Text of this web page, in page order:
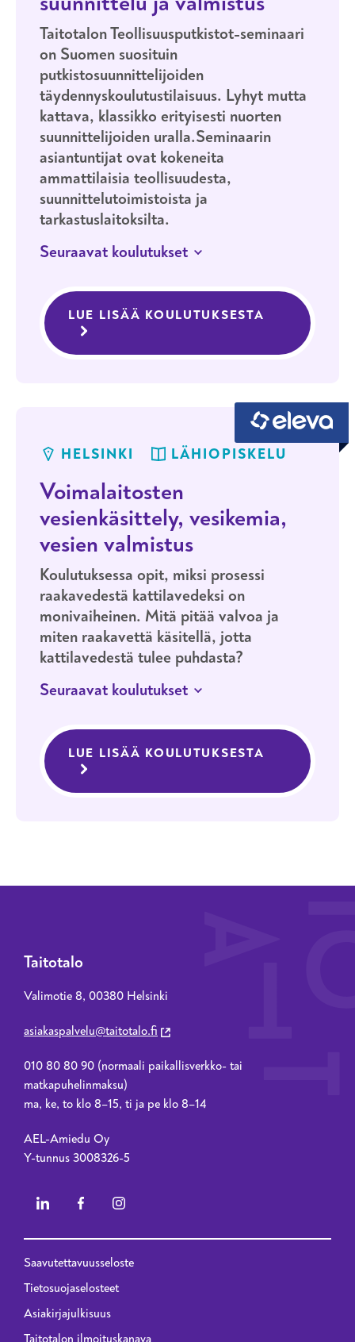
Taitotalon Teollisuusputkistot-seminaari
on Suomen suosituin
putkistosuunnittelijoiden
täydennyskoulutustilaisuus. Lyhyt mutta
kattava, klassikko erityisesti nuorten
suunnittelijoiden uralla.Seminaarin
asiantuntijat ovat kokeneita
ammattilaisia teollisuudesta,
suunnittelutoimistoista ja
tarkastuslaitoksilta.
Seuraavat koulutukset
Teollisuusputkistot 2027 – suunnittelu
ja valmistus
27.–29.1.2027
LÄHIOPISKELU
LUE LISÄÄ KOULUTUKSESTA
HELSINKI LÄHIOPISKELU
Voimalaitosten
vesienkäsittely, vesikemia,
vesien valmistus
Koulutuksessa opit, miksi prosessi
raakavedestä kattilavedeksi on
monivaiheinen. Mitä pitää valvoa ja
miten raakavettä käsitellä, jotta
kattilavedestä tulee puhdasta?
Seuraavat koulutukset
Voimalaitosten vesienkäsittely,
vesikemia, vesien valmistus
27.–28.1.2027
LÄHIOPISKELU
LUE LISÄÄ KOULUTUKSESTA
Taitotalo
Valimotie 8, 00380 Helsinki
asiakaspalvelu@taitotalo.fi
010 80 80 90 (normaali paikallisverkko- tai
matkapuhelinmaksu)
ma, ke, to klo 8–15, ti ja pe klo 8–14
AEL-Amiedu Oy
Y-tunnus 3008326-5
Privacy menu - 2023 renewal
Saavutettavuusseloste
Tietosuojaselosteet
Asiakirjajulkisuus
Taitotalon ilmoituskanava